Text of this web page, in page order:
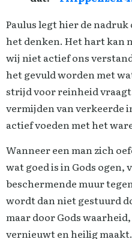
Paulus legt hier de
het denken. Het hart kan
wij niet actief ons
het gevuld worden met
strijd voor reinheid
vermijden van verkeerde
actief voeden met het
Wanneer een man zich
wat goed is in Gods ogen,
beschermende muur
wordt dan niet gestuurd
maar door Gods
vernieuwt en heilig maakt.